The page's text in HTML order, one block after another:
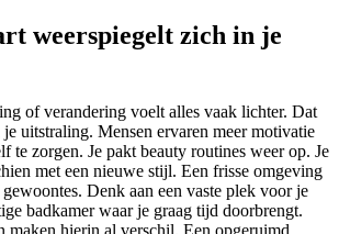
weerspiegelt zich in je
of verandering voelt alles vaak lichter. Dat
uitstraling. Mensen ervaren meer motivatie
te zorgen. Je pakt beauty routines weer op. Je
met een nieuwe stijl. Een frisse omgeving
Denk aan een vaste plek voor je
badkamer waar je graag tijd doorbrengt.
maken hierin al verschil. Een opgeruimd